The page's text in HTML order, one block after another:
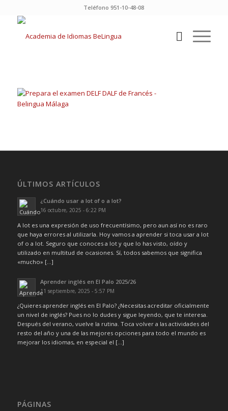
Teléfono 951-10-48-08
ÚLTIMOS ARTÍCULOS
¿Cuándo usar a lot of o a lot?
16 octubre, 2025 - 6:22 PM
A lot es una expresión de uso frecuentísimo, pero aun así no es raro
que haya errores al utilizarla. Hoy vamos a aprender si toca usar a lot
of o a lot. Seguro que conoces a lot y que lo has visto, oído y
utilizado en multitud de ocasiones. Sí, todos sabemos que significa
«mucho» […]
Aprender inglés en El Palo 2025/26
11 septiembre, 2025 - 5:57 PM
¿Quieres aprender inglés en El Palo? ¿Necesitas acreditar oficialmente
un nivel de inglés? Pues no lo dudes y sigue leyendo, que te interesa.
Después del verano, vuelve la rutina. Toca volver a las actividades del
resto del año y una de las mejores opciones para todo el mundo es
mejorar los idiomas, en especial el […]
PÁGINAS